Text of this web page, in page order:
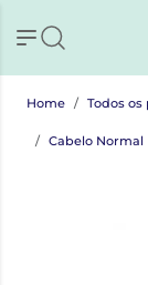
Home Todos
Cabelo Normal